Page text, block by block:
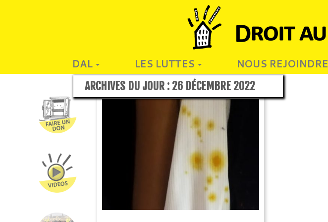
DAL LES LUTTES NOUS REJOINDRE
ARCHIVES DU JOUR : 26 DÉCEMBRE 2022